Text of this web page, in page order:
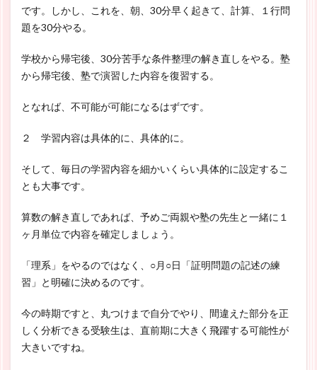
です。しかし、これを、朝、30分早く起きて、計算、１行問
題を30分やる。
学校から帰宅後、30分苦手な条件整理の解き直しをやる。塾
から帰宅後、塾で演習した内容を復習する。
となれば、不可能が可能になるはずです。
２ 学習内容は具体的に、具体的に。
そして、毎日の学習内容を細かいくらい具体的に設定するこ
とも大事です。
算数の解き直しであれば、予めご両親や塾の先生と一緒に１
ヶ月単位で内容を確定しましょう。
「理系」をやるのではなく、○月○日「証明問題の記述の練
習」と明確に決めるのです。
今の時期ですと、丸つけまで自分でやり、間違えた部分を正
しく分析できる受験生は、直前期に大きく飛躍する可能性が
大きいですね。